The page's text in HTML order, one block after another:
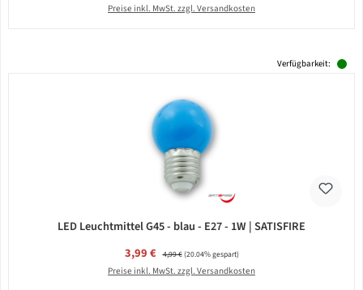
Preise inkl. MwSt. zzgl. Versandkosten
Verfügbarkeit:
LED Leuchtmittel G45 - blau - E27 - 1W | SATISFIRE
Verkaufspreis:
3,99 € Regulärer Preis:
4,99 €(20.04% gespart)
Preise inkl. MwSt. zzgl. Versandkosten